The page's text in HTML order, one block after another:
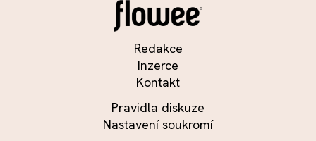
Redakce
Inzerce
Kontakt
Pravidla diskuze
Nastavení soukromí